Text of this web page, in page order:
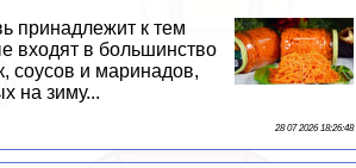
принадлежит к тем
входят в большинство
соусов и маринадов,
на зиму...
28 07 2026 18:26:48